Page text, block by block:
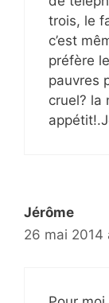
trois, le
c’est
préfère
pauvres
cruel? la
Jérôme
26 mai 2014